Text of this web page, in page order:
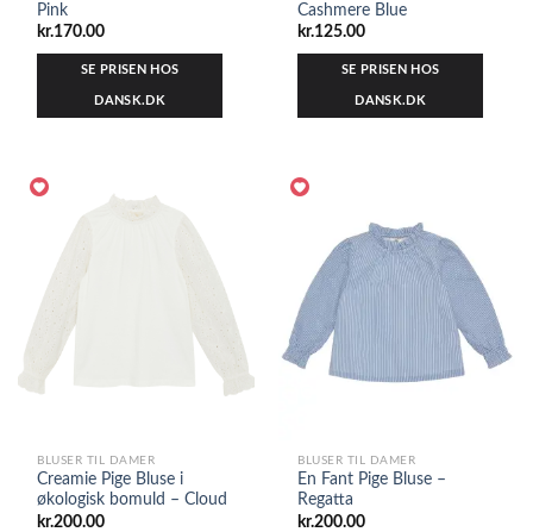
Pink
kr.170.00
SE PRISEN HOS
DANSK.DK
Cashmere Blue
kr.125.00
SE PRISEN HOS
DANSK.DK
BLUSER TIL DAMER
Creamie Pige Bluse i
økologisk bomuld – Cloud
kr.200.00
BLUSER TIL DAMER
En Fant Pige Bluse –
Regatta
kr.200.00